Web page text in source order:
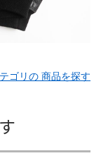
ゴリの 商品を探す